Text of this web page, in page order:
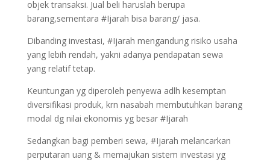
objek transaksi. Jual beli haruslah berupa
barang,sementara #Ijarah bisa barang/ jasa.
Dibanding investasi, #Ijarah mengandung risiko usaha
yang lebih rendah, yakni adanya pendapatan sewa
yang relatif tetap.
Keuntungan yg diperoleh penyewa adlh kesemptan
diversifikasi produk, krn nasabah membutuhkan barang
modal dg nilai ekonomis yg besar #Ijarah
Sedangkan bagi pemberi sewa, #Ijarah melancarkan
perputaran uang & memajukan sistem investasi yg